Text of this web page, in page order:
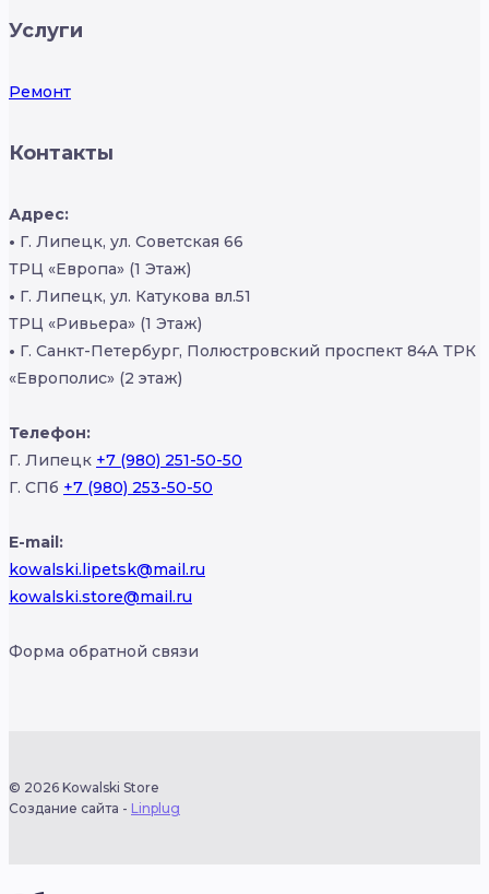
Услуги
Ремонт
Контакты
Адрес:
• Г. Липецк, ул. Советская 66
ТРЦ «Европа» (1 Этаж)
• Г. Липецк, ул. Катукова вл.51
ТРЦ «Ривьера» (1 Этаж)
• Г. Санкт-Петербург, Полюстровский проспект 84А ТРК
«Европолис» (2 этаж)
Телефон:
Г. Липецк +7 (980) 251-50-50
Г. СПб +7 (980) 253-50-50
E-mail:
kowalski.lipetsk@mail.ru
kowalski.store@mail.ru
Форма обратной связи
© 2026 Kowalski Store
Создание сайта - Linplug